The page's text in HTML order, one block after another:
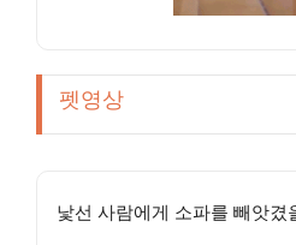
펫영상
낯선 사람에게 소파를 빼앗겼